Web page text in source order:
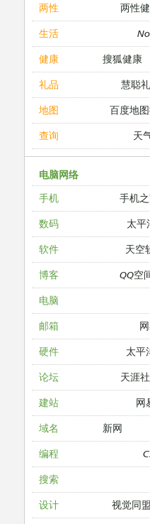
两性 两性
生活
健康 搜狐健康
礼品 慧聪
地图 百度地
查询 天
电脑网络
手机
手机
数码 太平
软件 天空
博客 QQ空
电脑
邮箱
硬件 太平
论坛 天涯
建站 网
域名 新网
编程
搜索
设计 视觉同